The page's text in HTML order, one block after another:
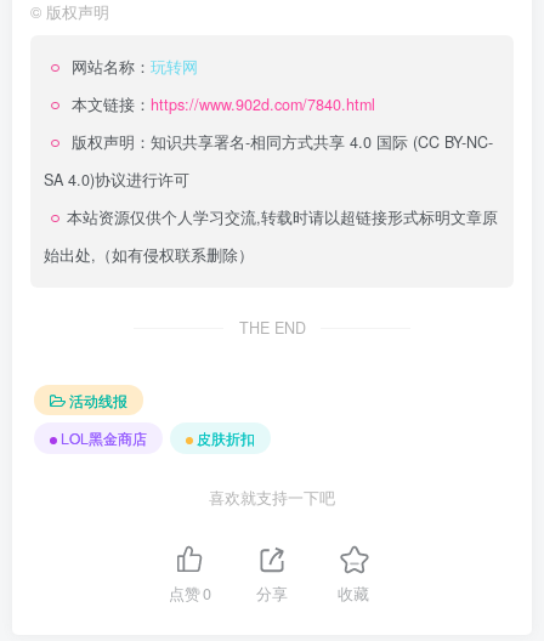
© 版权声明
网站名称： 玩转网
本文链接： https://www.902d.com/7840.html
版权声明： 知识共享署名-相同方式共享 4.0 国际 (CC BY-NC-
SA 4.0)协议进行许可
本站资源仅供个人学习交流,转载时请以超链接形式标明文章原
始出处,（如有侵权联系删除）
THE END
活动线报
LOL黑金商店
皮肤折扣
喜欢就支持一下吧
点赞0 分享 收藏